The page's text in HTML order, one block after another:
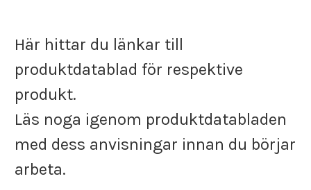
Här hittar du länkar till
produktdatablad för respektive
produkt.
Läs noga igenom produktdatabladen
med dess anvisningar innan du börjar
arbeta.